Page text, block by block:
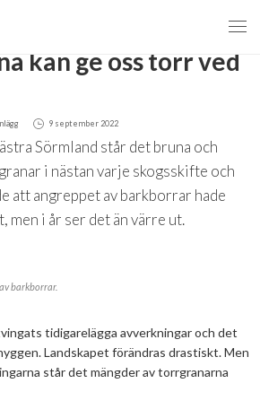
biomassa?
kan ge oss torr ved
9 september 2022
Sörmland står det bruna och
i nästan varje skogsskifte och
att angreppet av barkborrar hade
i år ser det än värre ut.
barkborrar.
tidigarelägga avverkningar och det
Landskapet förändras drastiskt. Men
står det mängder av torrgranarna